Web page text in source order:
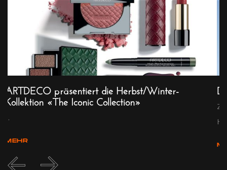
ARTDECO präsentiert die Herbst/Winter-
Kollektion «The Iconic Collection»
...
MEHR